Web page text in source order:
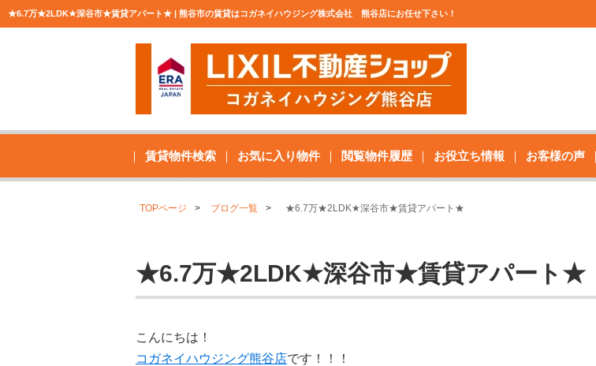
★6.7万★2LDK★深谷市★賃貸アパート★ | 熊谷市の賃貸はコガネイハウジング株式会社 熊谷店にお任せ下さい！
賃貸物件検索 お気に入り物件 閲覧物件履歴 お役立ち情報 お客様の声
TOPページ ブログ一覧 ★6.7万★2LDK★深谷市★賃貸アパート★
★6.7万★2LDK★深谷市★賃貸アパート★
こんにちは！
コガネイハウジング熊谷店です！！！